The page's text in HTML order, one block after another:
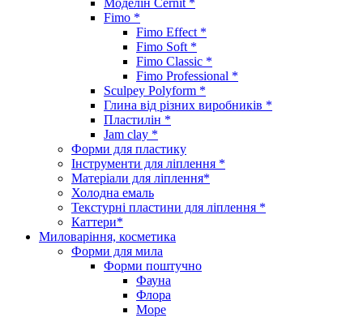
Fimo *
Fimo Effect *
Fimo Soft *
Fimo Classic *
Fimo Professional *
Sculpey Polyform *
Глина від різних виробників *
Пластилін *
Jam clay *
Форми для пластику
Інструменти для ліплення *
Матеріали для ліплення*
Холодна емаль
Текстурні пластини для ліплення *
Каттери*
Миловаріння, косметика
Форми для мила
Форми поштучно
Фауна
Флора
Море